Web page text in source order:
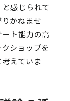
感じられて
かねませ
ト能力の高
ショップを
えていま